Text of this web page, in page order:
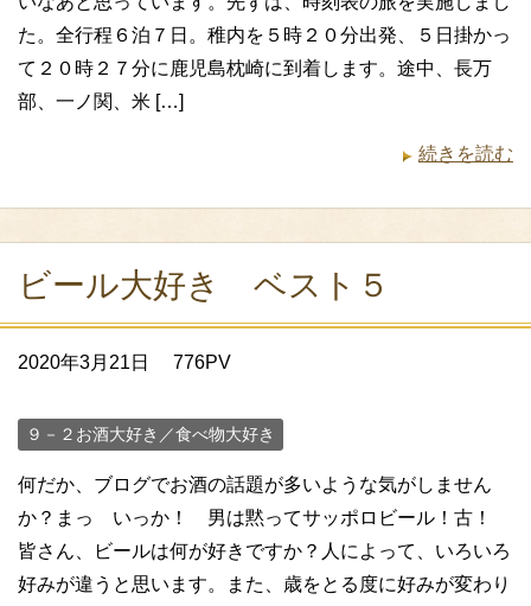
た。全行程６泊７日。稚内を５時２０分出発、５日掛かっ
て２０時２７分に鹿児島枕崎に到着します。途中、長万
部、一ノ関、米 […]
続きを読む
ビール大好き ベスト５
2020年3月21日 776PV
９－２お酒大好き／食べ物大好き
何だか、ブログでお酒の話題が多いような気がしません
か？まっ いっか！ 男は黙ってサッポロビール！古！
皆さん、ビールは何が好きですか？人によって、いろいろ
好みが違うと思います。また、歳をとる度に好みが変わり